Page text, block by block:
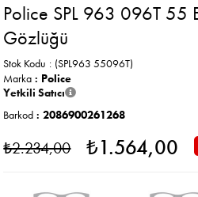
Police SPL 963 096T 55
Gözlüğü
(SPL963 55096T)
Stok Kodu
Marka : Police
Yetkili Satıcı
Barkod : 2086900261268
₺2.234,00 ₺1.564,00